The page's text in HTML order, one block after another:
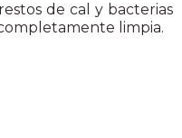
de cal y bacterias
limpia.